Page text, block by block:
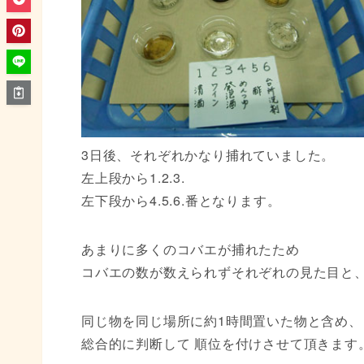
3日後、それぞれかなり捕れていました。
左上段から1.2.3.
左下段から4.5.6.番となります。
あまりに多くのコバエが捕れたため
コバエの数が数えられずそれぞれの見た目と
同じ物を同じ場所に約1時間置いた物と含め、
総合的に判断して 順位を付けさせて頂きます